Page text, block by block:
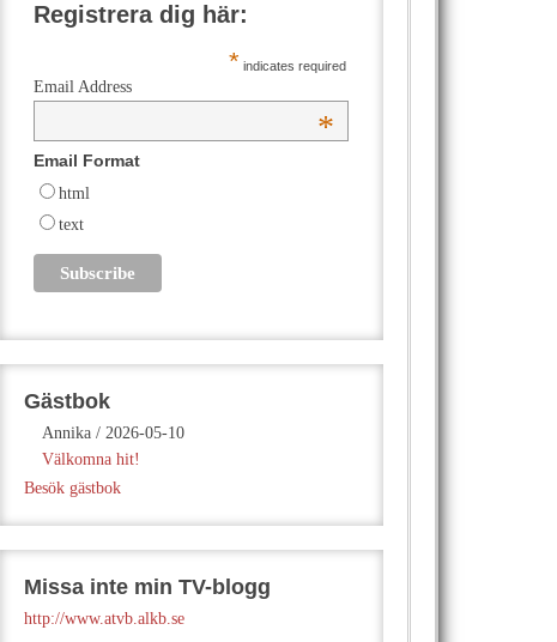
Registrera dig här:
* indicates required
Email Address
*
Email Format
html
text
Gästbok
Annika / 2026-05-10
Välkomna hit!
Besök gästbok
Missa inte min TV-blogg
http://www.atvb.alkb.se